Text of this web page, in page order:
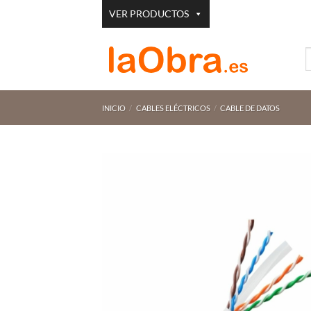
VER PRODUCTOS
INICIO / CABLES ELÉCTRICOS / CABLE DE DATOS